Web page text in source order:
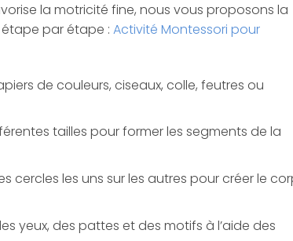
la motricité fine, nous vous proposons la
par étape : Activité Montessori pour
de couleurs, ciseaux, colle, feutres ou
tailles pour former les segments de la
cercles les uns sur les autres pour créer le
yeux, des pattes et des motifs à l’aide des